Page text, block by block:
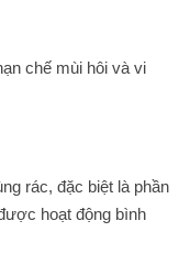
chế mùi hôi và vi
rác, đặc biệt là phần
hoạt động bình